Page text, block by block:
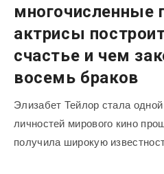
многочисленные
актрисы
счастье и чем
восемь браков
Элизабет Тейлор стала
личностей мирового кино
получила широкую